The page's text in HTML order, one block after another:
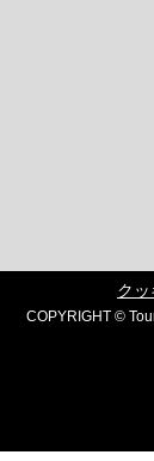
ク
COPYRIGHT ©